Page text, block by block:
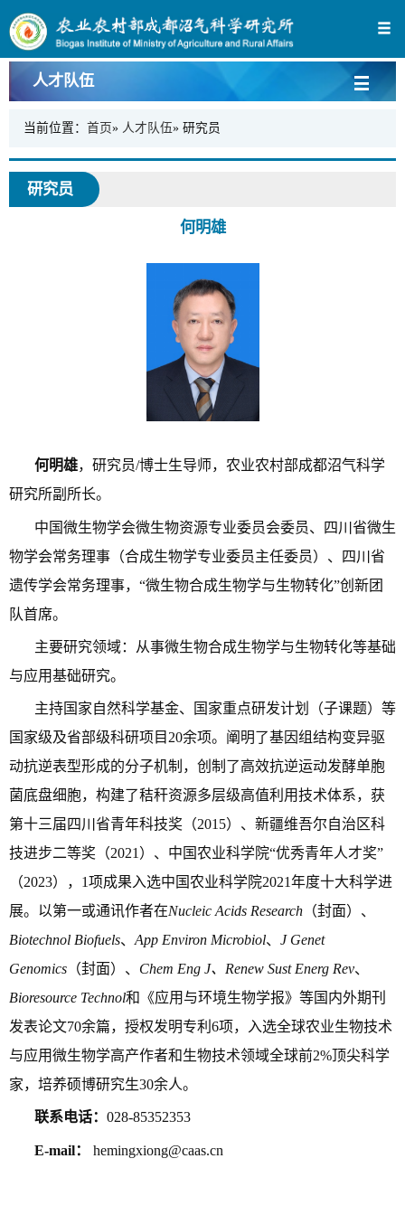
人才队伍
当前位置： 首页» 人才队伍» 研究员
研究员
何明雄
何明雄，研究员/博士生导师，农业农村部成都沼气科学
研究所副所长。
中国微生物学会微生物资源专业委员会委员、四川省微生
物学会常务理事（合成生物学专业委员主任委员）、四川省
遗传学会常务理事，“微生物合成生物学与生物转化”创新团
队首席。
主要研究领域：从事微生物合成生物学与生物转化等基础
与应用基础研究。
主持国家自然科学基金、国家重点研发计划（子课题）等
国家级及省部级科研项目20余项。阐明了基因组结构变异驱
动抗逆表型形成的分子机制，创制了高效抗逆运动发酵单胞
菌底盘细胞，构建了秸秆资源多层级高值利用技术体系，获
第十三届四川省青年科技奖（2015）、新疆维吾尔自治区科
技进步二等奖（2021）、中国农业科学院“优秀青年人才奖”
（2023），1项成果入选中国农业科学院2021年度十大科学进
展。以第一或通讯作者在Nucleic Acids Research （封面）、
Biotechnol Biofuels、 App Environ Microbiol、 J Genet
Genomics （封面）、 Chem Eng J、Renew Sust Energ Rev、
Bioresource Technol和《应用与环境生物学报》等国内外期刊
发表论文70余篇，授权发明专利6项，入选全球农业生物技术
与应用微生物学高产作者和生物技术领域全球前2%顶尖科学
家，培养硕博研究生30余人。
联系电话： 028-85352353
E-mail： hemingxiong@caas.cn